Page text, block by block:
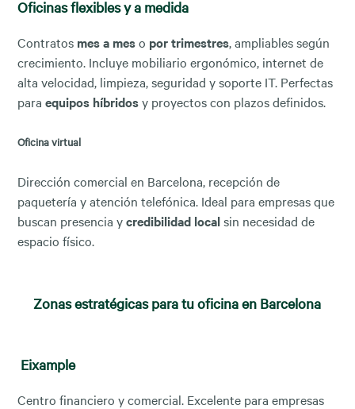
Oficinas flexibles y a medida
Contratos mes a meso por trimestres, ampliables según
crecimiento. Incluye mobiliario ergonómico, internet de
alta velocidad, limpieza, seguridad y soporte IT. Perfectas
para equipos híbridosy proyectos con plazos definidos.
Oficina virtual
Dirección comercial en Barcelona, recepción de
paquetería y atención telefónica. Ideal para empresas que
buscan presencia ycredibilidad localsin necesidad de
espacio físico.
Zonas estratégicas para tu oficina en Barcelona
Eixample
Centro financiero y comercial. Excelente para empresas